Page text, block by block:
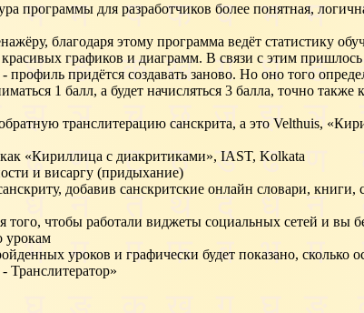
программы для разработчиков более понятная,
благодаря этому программа ведёт статистику
графиков и диаграмм. В связи с этим
профиль придётся создавать заново. Но оно того
1 балл, а будет начисляться 3 балла, точно
транслитерацию санскрита, а это Velthuis,
«Кириллица с диакритиками», IAST, Kolkata
и висаргу (придыхание)
добавив санскритские онлайн словари,
чтобы работали виджеты социальных сетей и вы
урокам
уроков и графически будет показано, сколько
Транслитератор»